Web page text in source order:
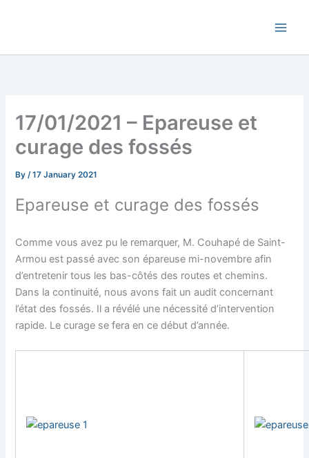
17/01/2021 – Epareuse et
curage des fossés
By/17 January 2021
Epareuse et curage des fossés
Comme vous avez pu le remarquer, M. Couhapé de Saint-
Armou est passé avec son épareuse mi-novembre afin
d’entretenir tous les bas-côtés des routes et chemins.
Dans la continuité, nous avons fait un audit concernant
l’état des fossés. Il a révélé une nécessité d’intervention
rapide. Le curage se fera en ce début d’année.